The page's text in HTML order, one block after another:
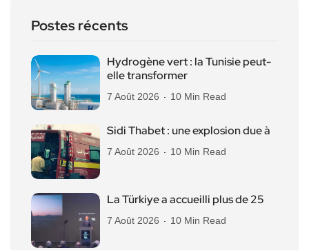
Postes récents
Hydrogène vert : la Tunisie peut-
elle transformer
7 Août 2026 10 Min Read
Sidi Thabet : une explosion due à
7 Août 2026 10 Min Read
La Türkiye a accueilli plus de 25
7 Août 2026 10 Min Read